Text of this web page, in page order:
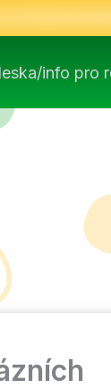
info pro